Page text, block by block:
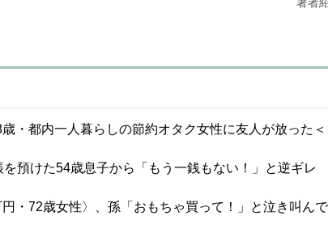
・都内一人暮らしの節約オタク女性に友人が放った＜
預けた54歳息子から「もう一銭もない！」と逆ギレ
・72歳女性〉、孫「おもちゃ買って！」と泣き叫んで